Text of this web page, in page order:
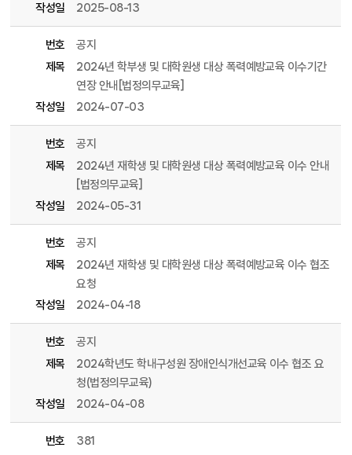
작성일
2025-08-13
번호
공지
제목
2024년 학부생 및 대학원생 대상 폭력예방교육 이수기간
연장 안내[법정의무교육]
작성일
2024-07-03
번호
공지
제목
2024년 재학생 및 대학원생 대상 폭력예방교육 이수 안내
[법정의무교육]
작성일
2024-05-31
번호
공지
제목
2024년 재학생 및 대학원생 대상 폭력예방교육 이수 협조
요청
작성일
2024-04-18
번호
공지
제목
2024학년도 학내구성원 장애인식개선교육 이수 협조 요
청(법정의무교육)
작성일
2024-04-08
번호
381